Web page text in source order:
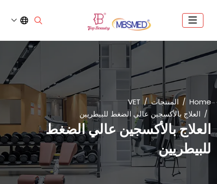
Home المنتجات
VET
العلاج بالأكسجين عالي الضغط للبيطريين
العلاج بالأكسجين عالي الضغط
للبيطريين